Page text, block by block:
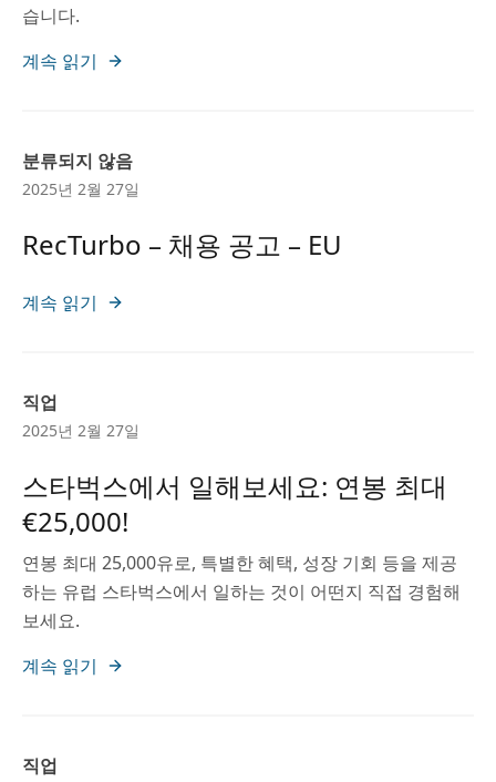
습니다.
계속 읽기
분류되지 않음
2025년 2월 27일
RecTurbo – 채용 공고 – EU
계속 읽기
직업
2025년 2월 27일
스타벅스에서 일해보세요: 연봉 최대
€25,000!
연봉 최대 25,000유로, 특별한 혜택, 성장 기회 등을 제공
하는 유럽 스타벅스에서 일하는 것이 어떤지 직접 경험해
보세요.
계속 읽기
직업